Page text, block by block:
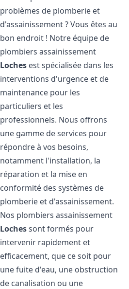
problèmes de plomberie et
d'assainissement ? Vous êtes au
bon endroit ! Notre équipe de
plombiers assainissement
Loches est spécialisée dans les
interventions d'urgence et de
maintenance pour les
particuliers et les
professionnels. Nous offrons
une gamme de services pour
répondre à vos besoins,
notamment l'installation, la
réparation et la mise en
conformité des systèmes de
plomberie et d'assainissement.
Nos plombiers assainissement
Lochessont formés pour
intervenir rapidement et
efficacement, que ce soit pour
une fuite d'eau, une obstruction
de canalisation ou une